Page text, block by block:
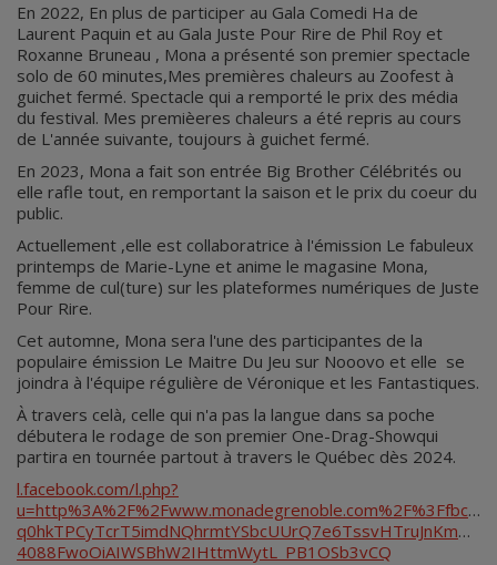
En 2022, En plus de participer au Gala Comedi Ha de
Laurent Paquin et au Gala Juste Pour Rire de Phil Roy et
Roxanne Bruneau , Mona a présenté son premier spectacle
solo de 60 minutes,Mes premières chaleurs au Zoofest à
guichet fermé. Spectacle qui a remporté le prix des média
du festival. Mes premièeres chaleurs a été repris au cours
de L'année suivante, toujours à guichet fermé.
En 2023, Mona a fait son entrée Big Brother Célébrités ou
elle rafle tout, en remportant la saison et le prix du coeur du
public.
Actuellement ,elle est collaboratrice à l'émission Le fabuleux
printemps de Marie-Lyne et anime le magasine Mona,
femme de cul(ture) sur les plateformes numériques de Juste
Pour Rire.
Cet automne, Mona sera l'une des participantes de la
populaire émission Le Maitre Du Jeu sur Nooovo et elle se
joindra à l'équipe régulière de Véronique et les Fantastiques.
À travers celà, celle qui n'a pas la langue dans sa poche
débutera le rodage de son premier One-Drag-Showqui
partira en tournée partout à travers le Québec dès 2024.
l.facebook.com/l.php?
4088FwoOiAIWSBhW2IHttmWytL_PB1OSb3vCQ